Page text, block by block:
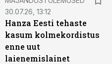
30.07.26, 13:12
Hanza Eesti tehaste
kasum kolmekordistus
enne uut
laienemislainet